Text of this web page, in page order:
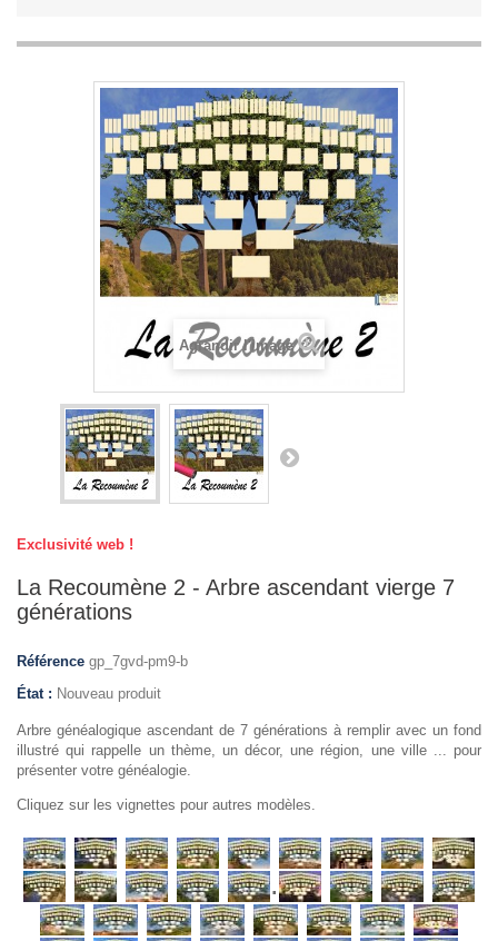
Agrandir l'image
Exclusivité web !
La Recoumène 2 - Arbre ascendant vierge 7
générations
Référence gp_7gvd-pm9-b
État : Nouveau produit
Arbre généalogique ascendant de 7 générations à remplir avec un fond
illustré qui rappelle un thème, un décor, une région, une ville ... pour
présenter votre généalogie.
Cliquez sur les vignettes pour autres modèles.
.